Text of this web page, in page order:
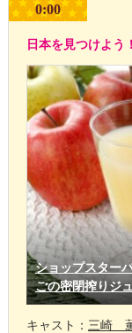
0:00
日本を見つけよう
ショップスター
ごの密閉搾りジ
キャスト： 三崎